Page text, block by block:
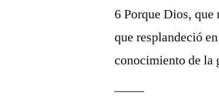
6 Porque Dios, que
que resplandeció
conocimiento de la